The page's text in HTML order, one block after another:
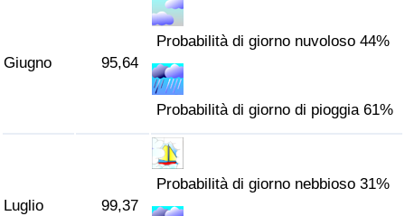
Giugno 95,64
Probabilità di giorno nuvoloso 44%
Probabilità di giorno di pioggia 61%
Luglio 99,37
Probabilità di giorno nebbioso 31%